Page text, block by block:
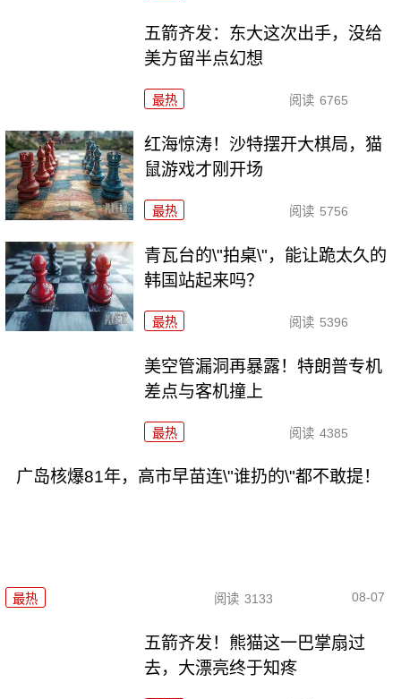
五箭齐发：东大这次出手，没给
美方留半点幻想
最热 阅读 6765
红海惊涛！沙特摆开大棋局，猫
鼠游戏才刚开场
最热 阅读 5756
青瓦台的\"拍桌\"，能让跪太久的
韩国站起来吗？
最热 阅读 5396
美空管漏洞再暴露！特朗普专机
差点与客机撞上
最热 阅读 4385
广岛核爆81年，高市早苗连\"谁扔的\"都不敢提！
最热 阅读 3133 08-07
五箭齐发！熊猫这一巴掌扇过
去，大漂亮终于知疼